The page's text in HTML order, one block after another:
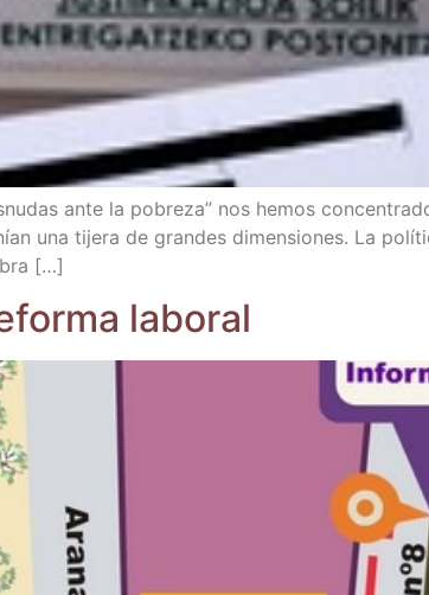
ante la pobre­za” nos hemos
una tije­ra de gran­des dimen­sio­nes. La
[…]
laboral